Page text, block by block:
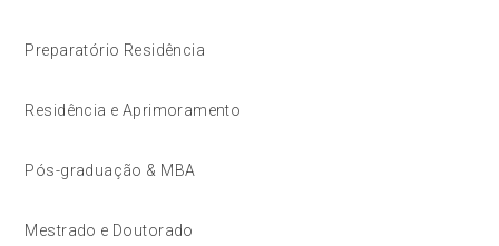
Preparatório Residência
Residência e Aprimoramento
Pós-graduação & MBA
Mestrado e Doutorado